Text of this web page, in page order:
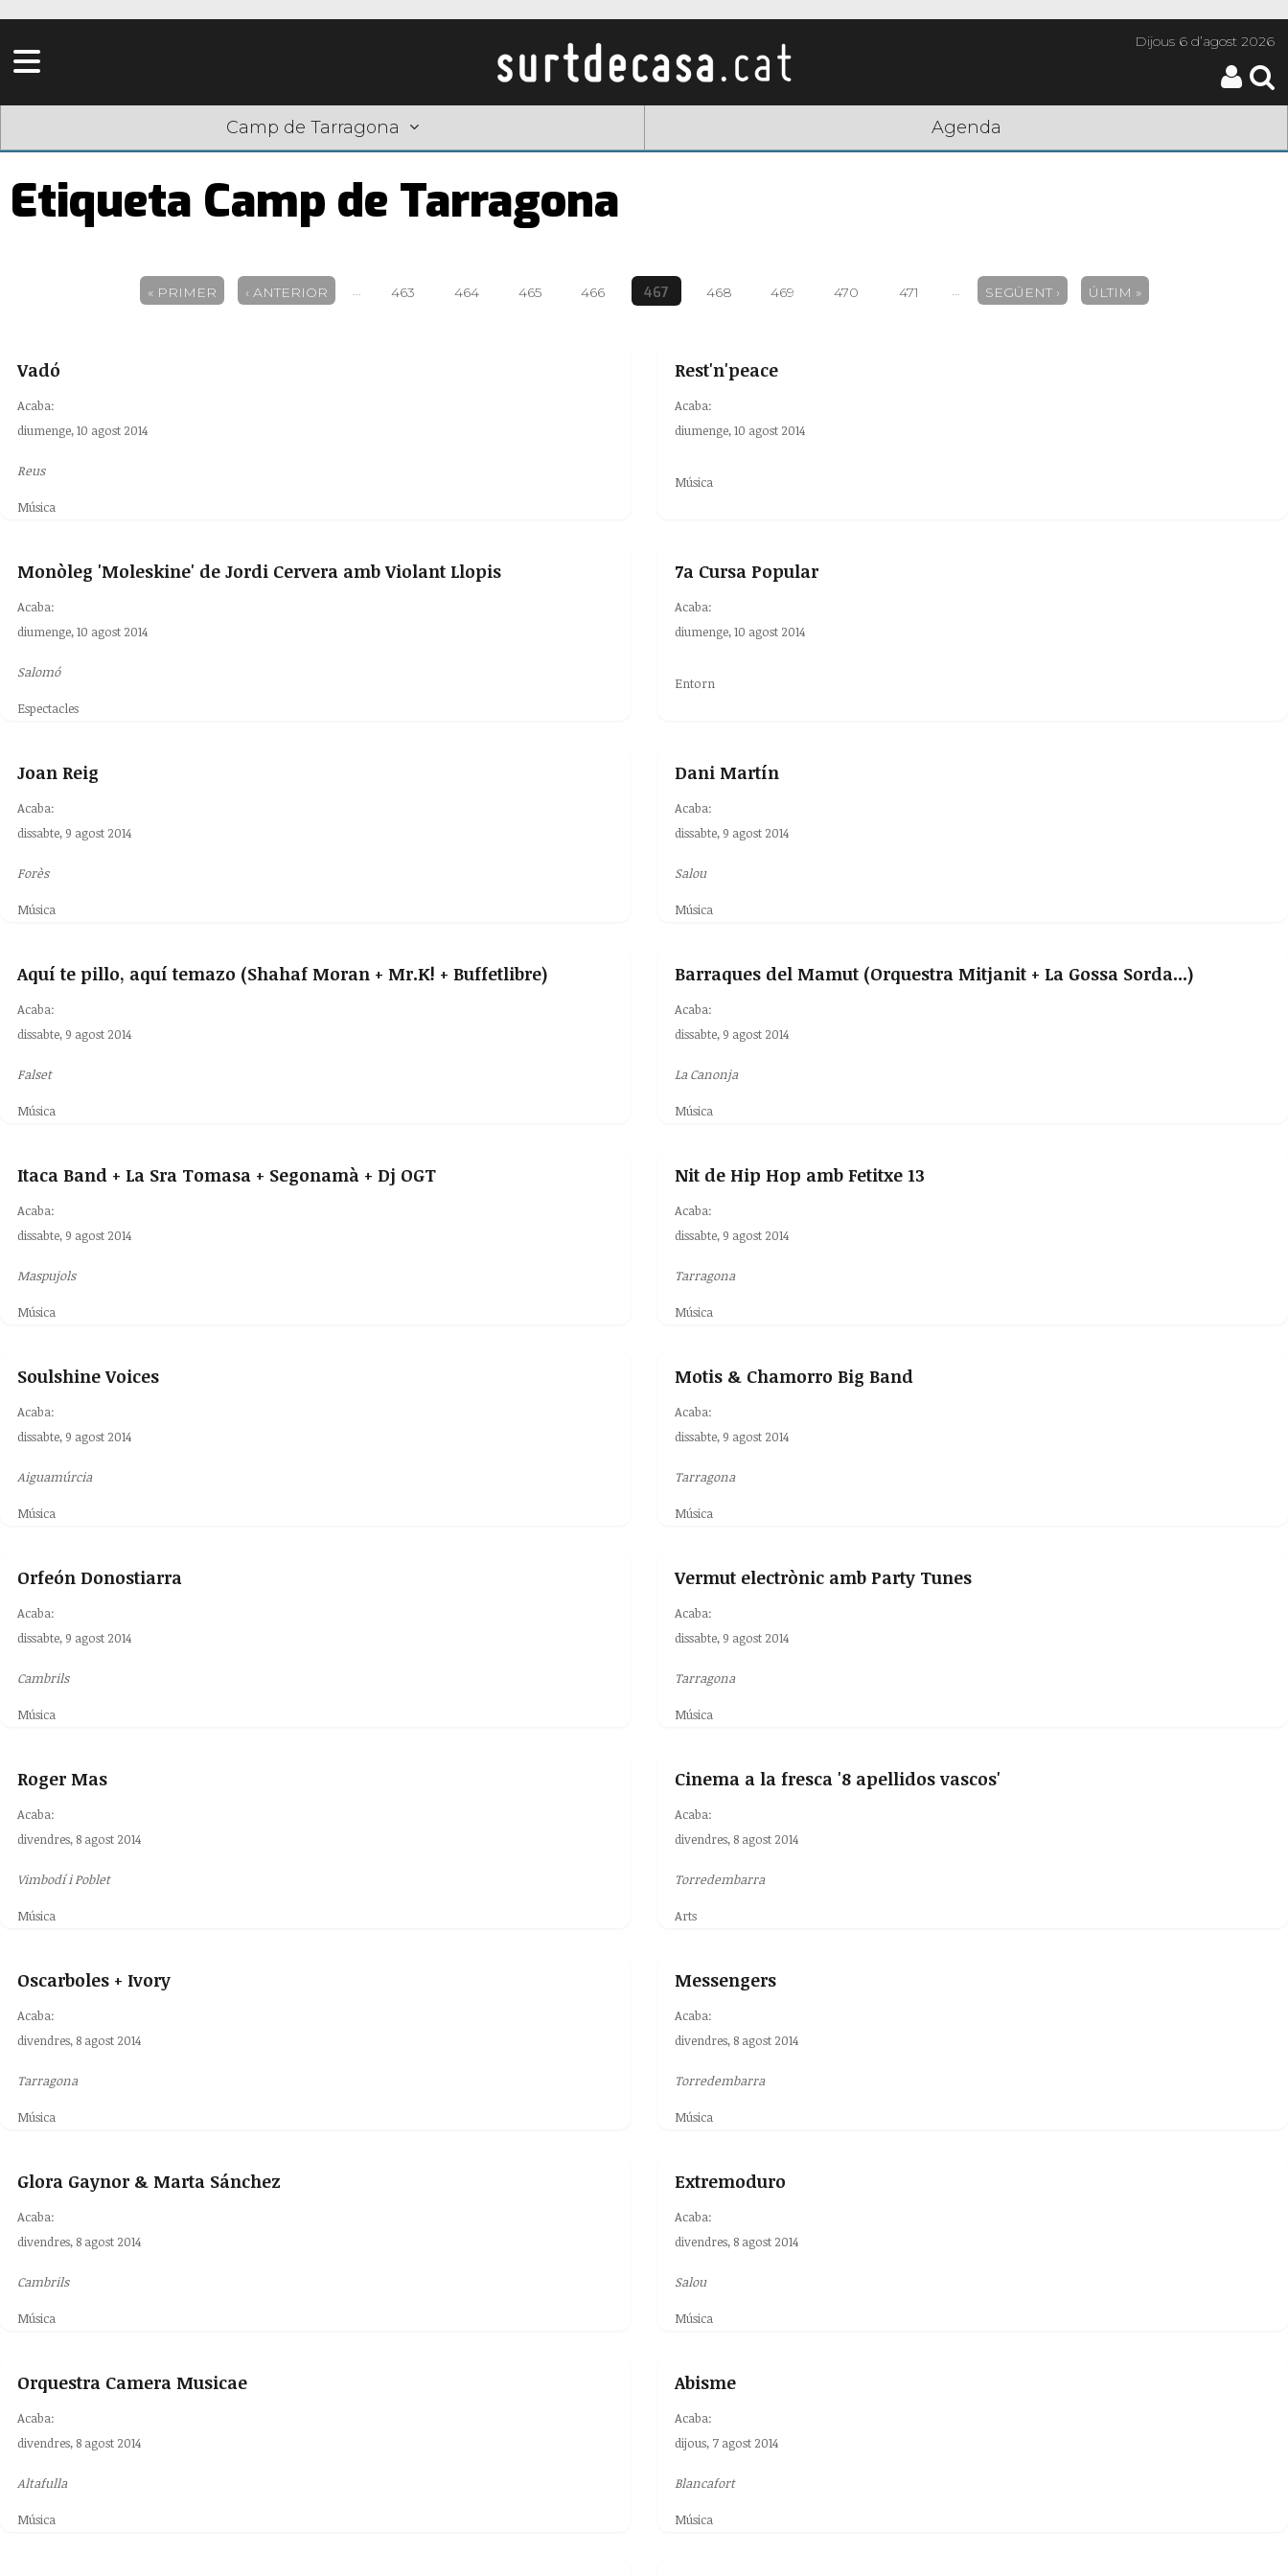
Dijous6 d’agost 2026
Camp de Tarragona Agenda
Etiqueta Camp de Tarragona
« PRIMER ‹ ANTERIOR … 463 464 465 466 467 468 469 470 471 … SEGÜENT › ÚLTIM »
Vadó
Acaba:
diumenge, 10 agost 2014
Reus
Música
Rest'n'peace
Acaba:
diumenge, 10 agost 2014
Música
Monòleg 'Moleskine' de Jordi Cervera amb Violant Llopis
Acaba:
diumenge, 10 agost 2014
Salomó
Espectacles
7a Cursa Popular
Acaba:
diumenge, 10 agost 2014
Entorn
Joan Reig
Acaba:
dissabte, 9 agost 2014
Forès
Música
Dani Martín
Acaba:
dissabte, 9 agost 2014
Salou
Música
Aquí te pillo, aquí temazo (Shahaf Moran + Mr.K! + Buffetlibre)
Acaba:
dissabte, 9 agost 2014
Falset
Música
Barraques del Mamut (Orquestra Mitjanit + La Gossa Sorda...)
Acaba:
dissabte, 9 agost 2014
La Canonja
Música
Itaca Band + La Sra Tomasa + Segonamà + Dj OGT
Acaba:
dissabte, 9 agost 2014
Maspujols
Música
Nit de Hip Hop amb Fetitxe 13
Acaba:
dissabte, 9 agost 2014
Tarragona
Música
Soulshine Voices
Acaba:
dissabte, 9 agost 2014
Aiguamúrcia
Música
Motis & Chamorro Big Band
Acaba:
dissabte, 9 agost 2014
Tarragona
Música
Orfeón Donostiarra
Acaba:
dissabte, 9 agost 2014
Cambrils
Música
Vermut electrònic amb Party Tunes
Acaba:
dissabte, 9 agost 2014
Tarragona
Música
Roger Mas
Acaba:
divendres, 8 agost 2014
Vimbodí i Poblet
Música
Cinema a la fresca '8 apellidos vascos'
Acaba:
divendres, 8 agost 2014
Torredembarra
Arts
Oscarboles + Ivory
Acaba:
divendres, 8 agost 2014
Tarragona
Música
Messengers
Acaba:
divendres, 8 agost 2014
Torredembarra
Música
Glora Gaynor & Marta Sánchez
Acaba:
divendres, 8 agost 2014
Cambrils
Música
Extremoduro
Acaba:
divendres, 8 agost 2014
Salou
Música
Orquestra Camera Musicae
Acaba:
divendres, 8 agost 2014
Altafulla
Música
Abisme
Acaba:
dijous, 7 agost 2014
Blancafort
Música